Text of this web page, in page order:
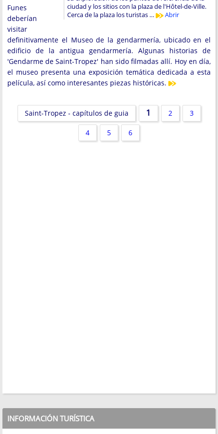
ciudad y los sitios con la plaza de l'Hôtel-de-Ville.
Cerca de la plaza los turistas …
Abrir
Funes
deberían
visitar
definitivamente el Museo de la gendarmería, ubicado en el
edificio de la antigua gendarmería. Algunas historias de
'Gendarme de Saint-Tropez' han sido filmadas allí. Hoy en día,
el museo presenta una exposición temática dedicada a esta
película, así como interesantes piezas históricas.
Saint-Tropez - capítulos de guia 1 2 3
4 5 6
INFORMACIÓN TURÍSTICA